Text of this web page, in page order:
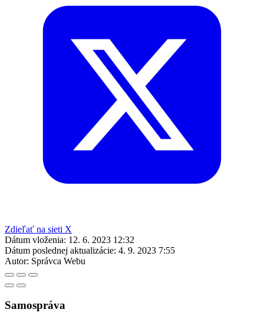
Zdieľať na sieti X
Dátum vloženia: 12. 6. 2023 12:32
Dátum poslednej aktualizácie: 4. 9. 2023 7:55
Autor: Správca Webu
Samospráva